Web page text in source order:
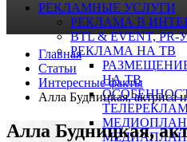
РЕКЛАМНЫЕ УСЛУГИ
РЕКЛАМА В
BTL & EVENT,
РЕКЛАМА НА ТВ
НА ТВ
Главная
Статьи
Интересные факты
Алла Будницкая, актриса
Алла Будницкая,